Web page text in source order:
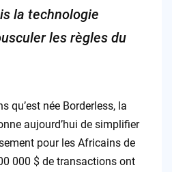
la technologie
les règles du
qu’est née Borderless, la
aujourd’hui de simplifier
pour les Africains de
000 $ de transactions ont